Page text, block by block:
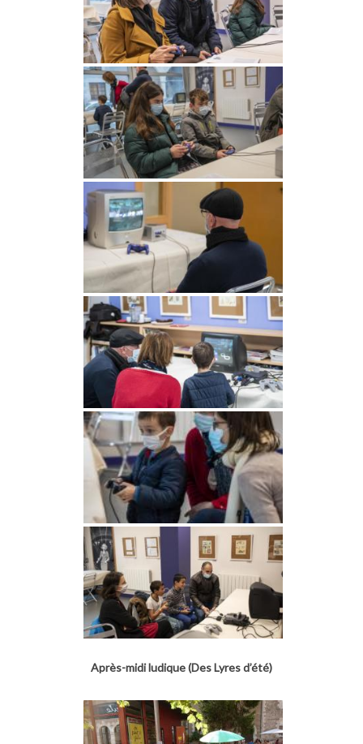
Après-midi ludique (Des Lyres d’été)